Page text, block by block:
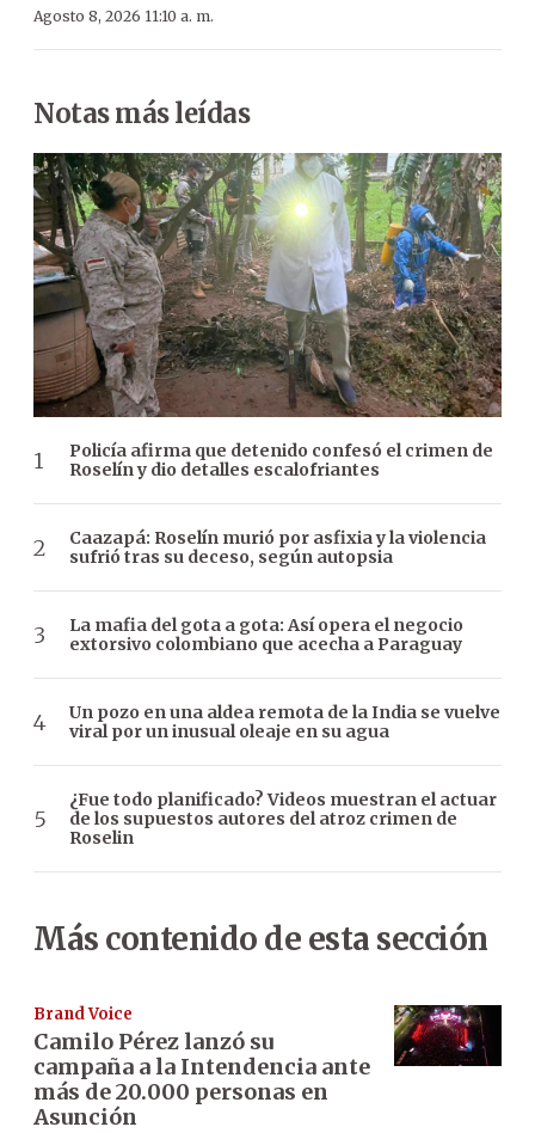
Agosto 8, 2026 11:10 a. m.
Notas más leídas
Policía afirma que detenido confesó el crimen de
Roselín y dio detalles escalofriantes
Caazapá: Roselín murió por asfixia y la violencia
sufrió tras su deceso, según autopsia
La mafia del gota a gota: Así opera el negocio
extorsivo colombiano que acecha a Paraguay
Un pozo en una aldea remota de la India se vuelve
viral por un inusual oleaje en su agua
¿Fue todo planificado? Videos muestran el actuar
de los supuestos autores del atroz crimen de
Roselin
Más contenido de esta sección
Brand Voice
Camilo Pérez lanzó su
campaña a la Intendencia ante
más de 20.000 personas en
Asunción